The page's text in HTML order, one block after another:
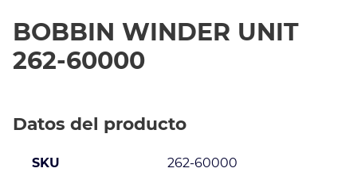
BOBBIN WINDER UNIT
262-60000
Datos del producto
SKU 262-60000